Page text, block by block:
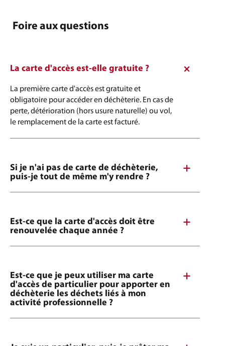
Foire aux questions
La carte d'accès est-elle gratuite ?
La première carte d'accès est gratuite et
obligatoire pour accéder en déchèterie. En cas de
perte, détérioration (hors usure naturelle) ou vol,
le remplacement de la carte est facturé.
Si je n'ai pas de carte de déchèterie,
puis-je tout de même m'y rendre ?
Est-ce que la carte d'accès doit être
renouvelée chaque année ?
Est-ce que je peux utiliser ma carte
d'accès de particulier pour apporter en
déchèterie les déchets liés à mon
activité professionnelle ?